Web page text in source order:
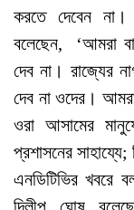
করতে দেবেন না।
বলেছেন, ‘আমরা
দেব না। রাজ্যের
দেব না ওদের।
ওরা আসামের
প্রশাসনের
এনডিটিভির খবরে